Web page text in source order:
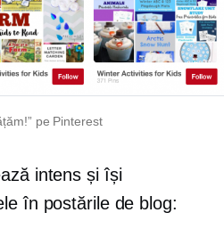
pe Pinterest
intens și își
în postările de blog: